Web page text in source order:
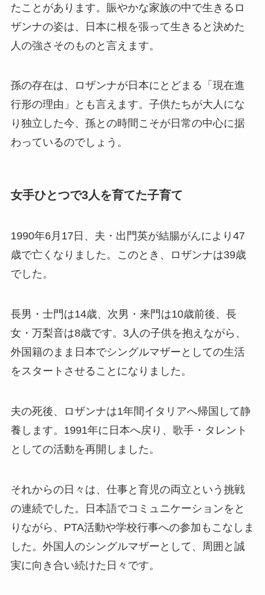
たことがあります。賑やかな家族の中で生きるロ
ザンナの姿は、日本に根を張って生きると決めた
人の強さそのものと言えます。
孫の存在は、ロザンナが日本にとどまる「現在進
行形の理由」とも言えます。子供たちが大人にな
り独立した今、孫との時間こそが日常の中心に据
わっているのでしょう。
女手ひとつで3人を育てた子育て
1990年6月17日、夫・出門英が結腸がんにより47
歳で亡くなりました。このとき、ロザンナは39歳
でした。
長男・士門は14歳、次男・来門は10歳前後、長
女・万梨音は8歳です。3人の子供を抱えながら、
外国籍のまま日本でシングルマザーとしての生活
をスタートさせることになりました。
夫の死後、ロザンナは1年間イタリアへ帰国して静
養します。1991年に日本へ戻り、歌手・タレント
としての活動を再開しました。
それからの日々は、仕事と育児の両立という挑戦
の連続でした。日本語でコミュニケーションをと
りながら、PTA活動や学校行事への参加もこなしま
した。外国人のシングルマザーとして、周囲と誠
実に向き合い続けた日々です。